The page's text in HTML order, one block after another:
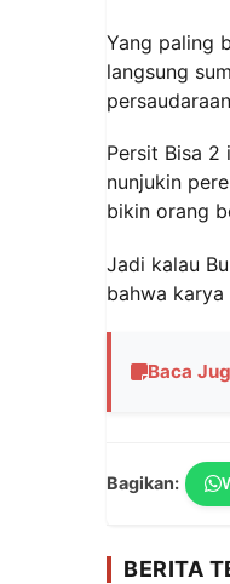
Yang paling
langsung
Persit Bisa 2
nunjukin
bikin orang
Jadi kalau
bahwa
Baca
Bagikan:
BERITA